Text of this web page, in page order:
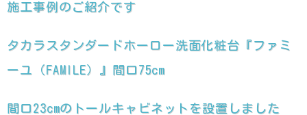
施工事例のご紹介です
タカラスタンダードホーロー洗面化粧台『ファミ
ーユ（FAMILE）』間口75cm
間口23cmのトールキャビネットを設置しました